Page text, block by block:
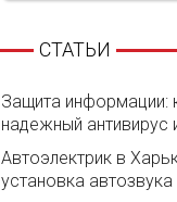
СТАТЬИ
Защита информации:
надежный антивирус
Автоэлектрик в
установка автозвука